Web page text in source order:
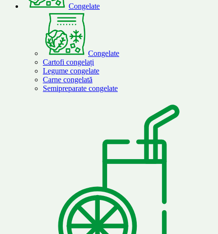
Congelate
Congelate
Cartofi congelați
Legume congelate
Carne congelată
Semipreparate congelate